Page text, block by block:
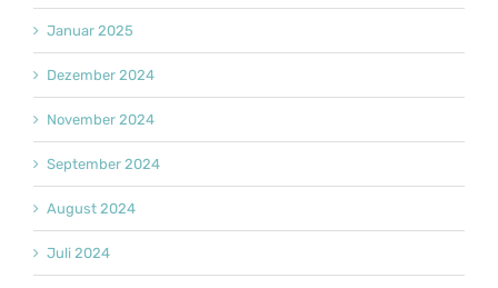
Januar 2025
Dezember 2024
November 2024
September 2024
August 2024
Juli 2024